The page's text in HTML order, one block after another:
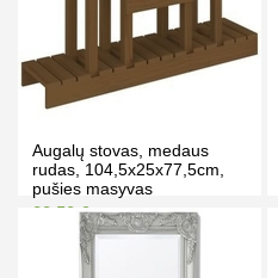
Augalų stovas, medaus
rudas, 104,5x25x77,5cm,
pušies masyvas
88.50 €
Kaina prisijungus
98.50 €